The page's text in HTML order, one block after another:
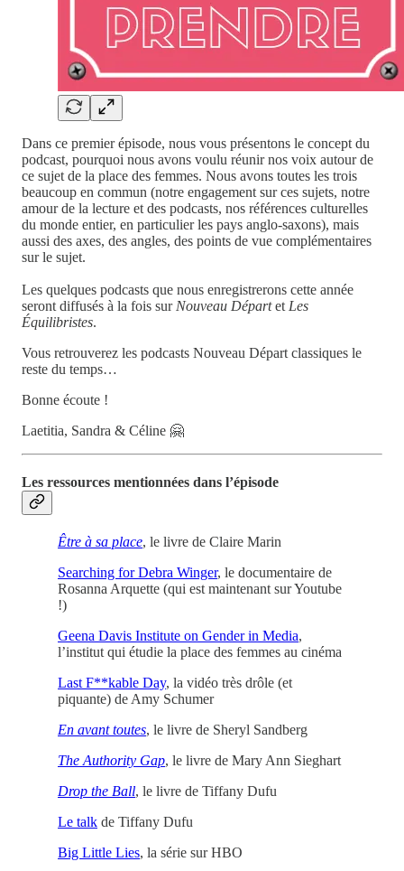
Dans ce premier épisode, nous vous présentons le concept du
podcast, pourquoi nous avons voulu réunir nos voix autour de
ce sujet de la place des femmes. Nous avons toutes les trois
beaucoup en commun (notre engagement sur ces sujets, notre
amour de la lecture et des podcasts, nos références culturelles
du monde entier, en particulier les pays anglo-saxons), mais
aussi des axes, des angles, des points de vue complémentaires
sur le sujet.
Les quelques podcasts que nous enregistrerons cette année
seront diffusés à la fois sur Nouveau Départet Les
Équilibristes.
Vous retrouverez les podcasts Nouveau Départ classiques le
reste du temps…
Bonne écoute !
Laetitia, Sandra & Céline 🤗
Les ressources mentionnées dans l’épisode
Être à sa place, le livre de Claire Marin
Searching for Debra Winger, le documentaire de
Rosanna Arquette (qui est maintenant sur Youtube
!)
Geena Davis Institute on Gender in Media,
l’institut qui étudie la place des femmes au cinéma
Last F**kable Day, la vidéo très drôle (et
piquante) de Amy Schumer
En avant toutes, le livre de Sheryl Sandberg
The Authority Gap, le livre de Mary Ann Sieghart
Drop the Ball, le livre de Tiffany Dufu
Le talk de Tiffany Dufu
Big Little Lies, la série sur HBO